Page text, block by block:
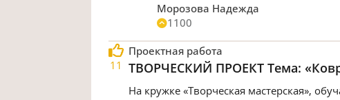
Морозова Надежда
1100
11
Проектная работа
ТВОРЧЕСКИЙ ПРОЕКТ Тема:
На кружке «Творческая мастерская»,